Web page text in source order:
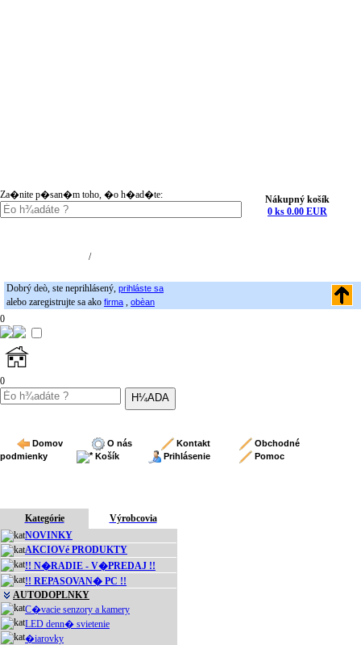
Za�nite p�san�m toho, �o h�ad�te:
Nákupný košík
0 ks 0.00 EUR
/
Dobrý deò, ste neprihlásený, prihláste sa
alebo zaregistrujte sa ako firma , obèan
0
0
Domov O nás Kontakt
Obchodné
podmienky
Košík Prihlásenie Pomoc
Kategórie
Výrobcovia
NOVINKY
AKCIOVé PRODUKTY
!! N�RADIE - V�PREDAJ !!
!! REPASOVAN� PC !!
AUTODOPLNKY
C�vacie senzory a kamery
LED denn� svietenie
�iarovky